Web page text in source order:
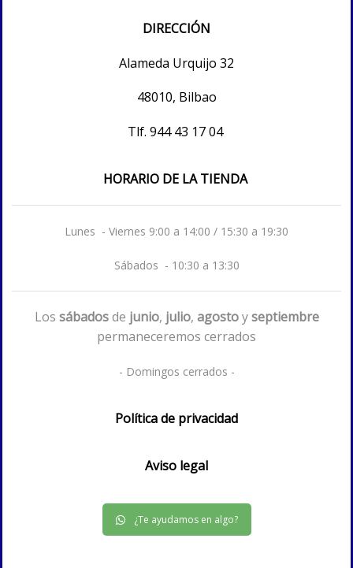
DIRECCIÓN
Alameda Urquijo 32
48010, Bilbao
Tlf. 944 43 17 04
HORARIO DE LA TIENDA
Lunes - Viernes 9:00 a 14:00 / 15:30 a 19:30
Sábados - 10:30 a 13:30
Los sábadosde junio, julio, agostoyseptiembre
permaneceremos cerrados
- Domingos cerrados -
Política de privacidad
Aviso legal
¿Te ayudamos en algo?